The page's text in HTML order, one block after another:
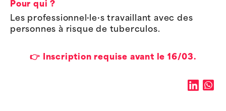
Pour qui ?
Les professionnel·le·s travaillant avec des
personnes à risque de tuberculos.
👉 Inscription requise avant le 16/03.